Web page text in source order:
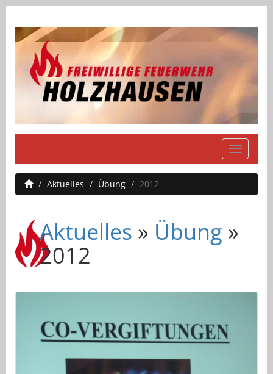
Aktuelles
Übung 2012
Aktuelles » Übung »
2012